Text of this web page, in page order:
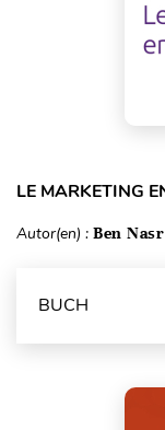
LE MARKETING
Autor(en) : Ben
BUCH